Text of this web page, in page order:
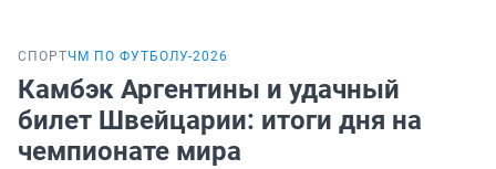
СПОРТЧМ ПО ФУТБОЛУ-2026
Камбэк Аргентины и удачный
билет Швейцарии: итоги дня на
чемпионате мира